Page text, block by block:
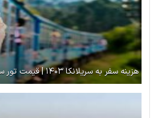
هزینه سفر به سریلانکا ۱۴۰۳ | قیمت تور سریلانکا